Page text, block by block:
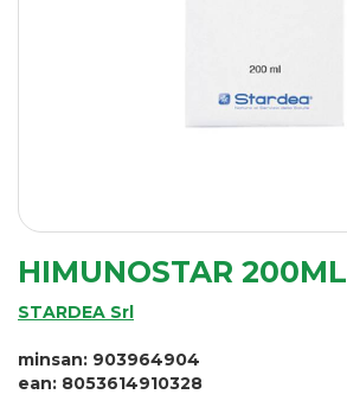
HIMUNOSTAR 200ML
STARDEA Srl
minsan: 903964904
ean: 8053614910328